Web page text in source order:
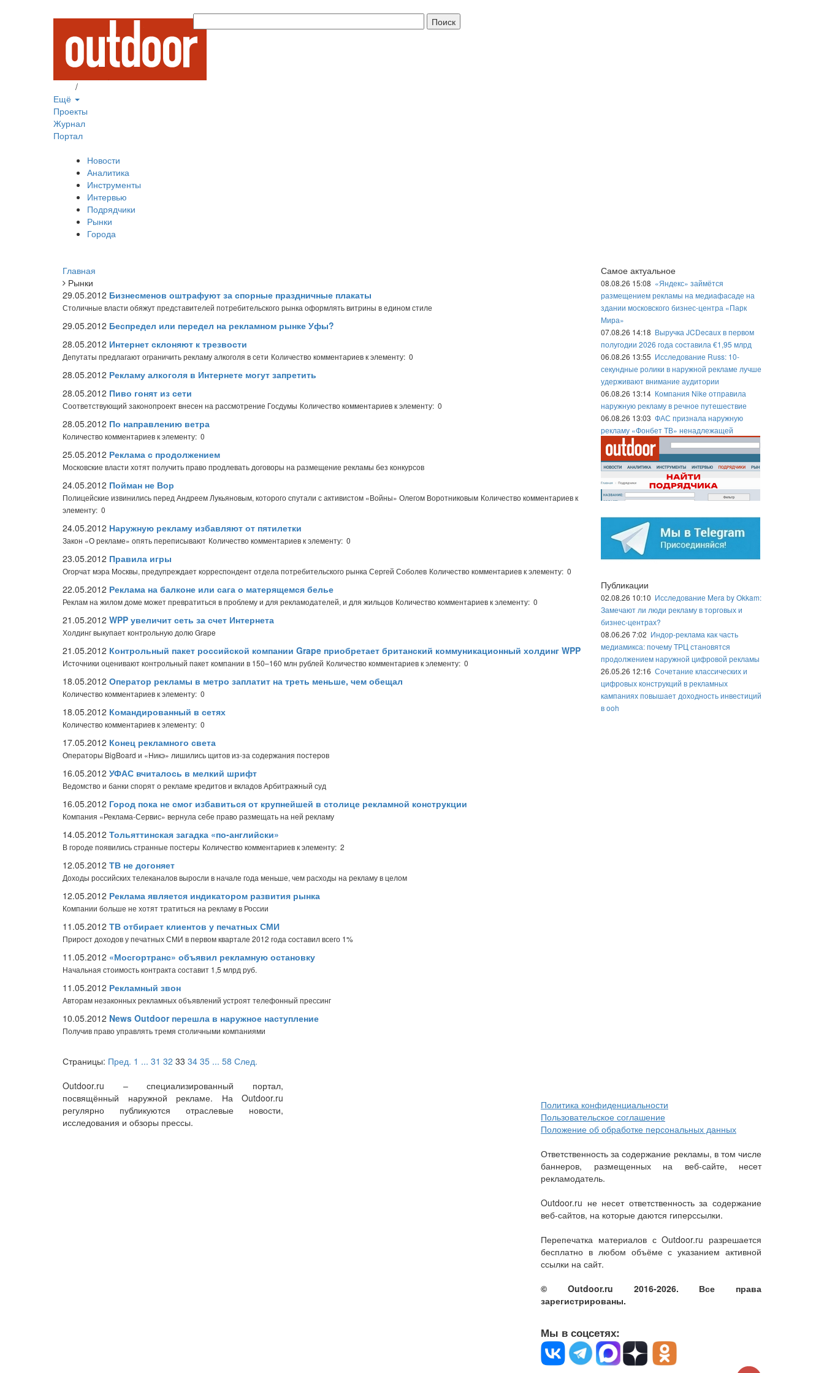
/
Ещё
Проекты
Журнал
Портал
Новости
Аналитика
Инструменты
Интервью
Подрядчики
Рынки
Города
Главная
Рынки
29.05.2012 Бизнесменов оштрафуют за спорные праздничные плакаты
Столичные власти обяжут представителей потребительского рынка оформлять витрины в едином стиле
29.05.2012 Беспредел или передел на рекламном рынке Уфы?
28.05.2012 Интернет склоняют к трезвости
Депутаты предлагают ограничить рекламу алкоголя в сети Количество комментариев к элементу: 0
28.05.2012 Рекламу алкоголя в Интернете могут запретить
28.05.2012 Пиво гонят из сети
Соответствующий законопроект внесен на рассмотрение Госдумы Количество комментариев к элементу: 0
28.05.2012 По направлению ветра
Количество комментариев к элементу: 0
25.05.2012 Реклама с продолжением
Московские власти хотят получить право продлевать договоры на размещение рекламы без конкурсов
24.05.2012 Пойман не Вор
Полицейские извинились перед Андреем Лукьяновым, которого спутали с активистом «Войны» Олегом Воротниковым Количество комментариев к
элементу: 0
24.05.2012 Наружную рекламу избавляют от пятилетки
Закон «О рекламе» опять переписывают Количество комментариев к элементу: 0
23.05.2012 Правила игры
Огорчат мэра Москвы, предупреждает корреспондент отдела потребительского рынка Сергей Соболев Количество комментариев к элементу: 0
22.05.2012 Реклама на балконе или сага о матерящемся белье
Реклам на жилом доме может превратиться в проблему и для рекламодателей, и для жильцов Количество комментариев к элементу: 0
21.05.2012 WPP увеличит сеть за счет Интернета
Холдинг выкупает контрольную долю Grape
21.05.2012 Контрольный пакет российской компании Grape приобретает британский коммуникационный холдинг WPP
Источники оценивают контрольный пакет компании в 150–160 млн рублей Количество комментариев к элементу: 0
18.05.2012 Оператор рекламы в метро заплатит на треть меньше, чем обещал
Количество комментариев к элементу: 0
18.05.2012 Командированный в сетях
Количество комментариев к элементу: 0
17.05.2012 Конец рекламного света
Операторы BigBoard и «Никэ» лишились щитов из-за содержания постеров
16.05.2012 УФАС вчиталось в мелкий шрифт
Ведомство и банки спорят о рекламе кредитов и вкладов Арбитражный суд
16.05.2012 Город пока не смог избавиться от крупнейшей в столице рекламной конструкции
Компания «Реклама-Сервис» вернула себе право размещать на ней рекламу
14.05.2012 Тольяттинская загадка «по-английски»
В городе появились странные постеры Количество комментариев к элементу: 2
12.05.2012 ТВ не догоняет
Доходы российских телеканалов выросли в начале года меньше, чем расходы на рекламу в целом
12.05.2012 Реклама является индикатором развития рынка
Компании больше не хотят тратиться на рекламу в России
11.05.2012 ТВ отбирает клиентов у печатных СМИ
Прирост доходов у печатных СМИ в первом квартале 2012 года составил всего 1%
11.05.2012 «Мосгортранс» объявил рекламную остановку
Начальная стоимость контракта составит 1,5 млрд руб.
11.05.2012 Рекламный звон
Авторам незаконных рекламных объявлений устроят телефонный прессинг
10.05.2012 News Outdoor перешла в наружное наступление
Получив право управлять тремя столичными компаниями
Страницы: Пред. 1 ... 31 32 33 34 35 ... 58 След.
Самое актуальное
08.08.26 15:08 «Яндекс» займётся
размещением рекламы на медиафасаде на
здании московского бизнес-центра «Парк
Мира»
07.08.26 14:18 Выручка JCDecaux в первом
полугодии 2026 года составила €1,95 млрд
06.08.26 13:55 Исследование Russ: 10-
секундные ролики в наружной рекламе лучше
удерживают внимание аудитории
06.08.26 13:14 Компания Nike отправила
наружную рекламу в речное путешествие
06.08.26 13:03 ФАС признала наружную
рекламу «Фонбет ТВ» ненадлежащей
Публикации
02.08.26 10:10 Исследование Mera by Okkam:
Замечают ли люди рекламу в торговых и
бизнес-центрах?
08.06.26 7:02 Индор-реклама как часть
медиамикса: почему ТРЦ становятся
продолжением наружной цифровой рекламы
26.05.26 12:16 Сочетание классических и
цифровых конструкций в рекламных
кампаниях повышает доходность инвестиций
в ooh
Outdoor.ru – специализированный портал,
посвящённый наружной рекламе. На Outdoor.ru
регулярно публикуются отраслевые новости,
исследования и обзоры прессы.
Политика конфиденциальности
Пользовательское соглашение
Положение об обработке персональных данных
Ответственность за содержание рекламы, в том числе
баннеров, размещенных на веб-сайте, несет
рекламодатель.
Outdoor.ru не несет ответственность за содержание
веб-сайтов, на которые даются гиперссылки.
Перепечатка материалов с Outdoor.ru разрешается
бесплатно в любом объёме с указанием активной
ссылки на сайт.
© Outdoor.ru 2016-2026. Все права
зарегистрированы.
Мы в соцсетях: